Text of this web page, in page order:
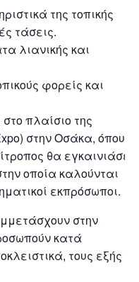
της τοπικής
τάσεις.
λιανικής και
φορείς και
πλαίσιο της
στην Οσάκα, όπου η
θα εγκαινιάσει
οποία καλούνται
εκπρόσωποι.
στην
κατά
τους εξής